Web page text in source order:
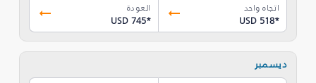
اتجاه واحد
USD 518*
العودة
USD 745*
ديسمبر